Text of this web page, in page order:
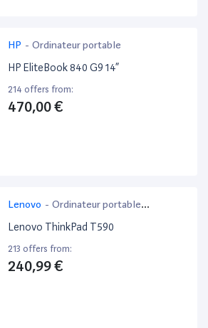
HP - Ordinateur portable
HP EliteBook 840 G9 14”
214 offers from:
470,00 €
Lenovo - Ordinateur portable
bureautique
Lenovo ThinkPad T590
213 offers from:
240,99 €